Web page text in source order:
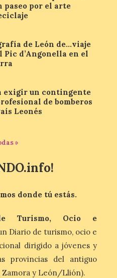
la
de
como
acogida. La
cinco
y
libre. El
Feria
El
pone
la
paseo por el arte
de León de…viaje
Pic d’Angonella en el
exigir un contingente
de bomberos
Leonés
»
donde tú estás.
Turismo, Ocio e
Diario de turismo, ocio e
dirigido a jóvenes y
provincias del antiguo
Zamora y León/Llión).